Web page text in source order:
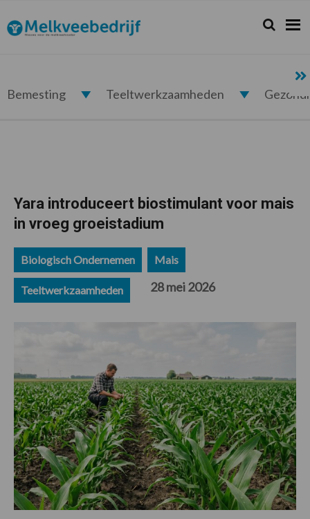
de
hoofdnavigatie
de
hoofd
de
eerste
de
voettekst
Melkveebedrijf.nl Zoeken...
Zoek
Bemesting Teeltwerkzaamheden
Yara introduceert biostimulant voor mais
in vroeg groeistadium
Biologisch Ondernemen Mais
Teeltwerkzaamheden 28 mei 2026